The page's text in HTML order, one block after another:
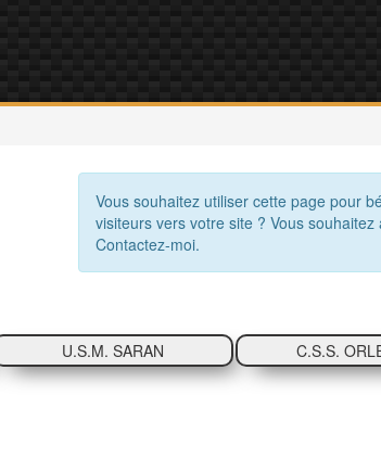
Vous souhaitez utiliser cette page pour
visiteurs vers votre site ? Vous
Contactez-moi.
U.S.M. SARAN C.S.S.